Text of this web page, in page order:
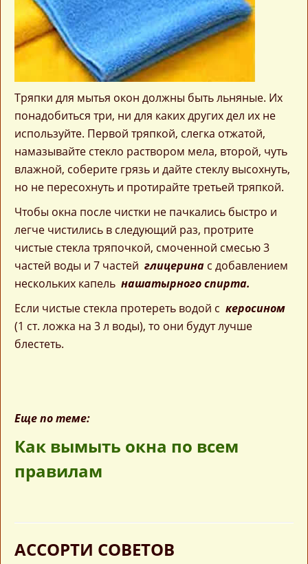
Тряпки для мытья окон должны быть льняные. Их
понадобиться три, ни для каких других дел их не
используйте. Первой тряпкой, слегка отжатой,
намазывайте стекло раствором мела, второй, чуть
влажной, соберите грязь и дайте стеклу высохнуть,
но не пересохнуть и протирайте третьей тряпкой.
Чтобы окна после чистки не пачкались быстро и
легче чистились в следующий раз, протрите
чистые стекла тряпочкой, смоченной смесью 3
частей воды и 7 частей глицерина с добавлением
нескольких капель нашатырного спирта.
Если чистые стекла протереть водой с керосином
(1 ст. ложка на 3 л воды), то они будут лучше
блестеть.
Еще по теме:
Как вымыть окна по всем
правилам
АССОРТИ СОВЕТОВ